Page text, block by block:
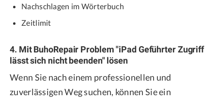
Nachschlagen im Wörterbuch
Zeitlimit
4. Mit BuhoRepair Problem "iPad Geführter Zugriff
lässt sich nicht beenden" lösen
Wenn Sie nach einem professionellen und
zuverlässigen Weg suchen, können Sie ein